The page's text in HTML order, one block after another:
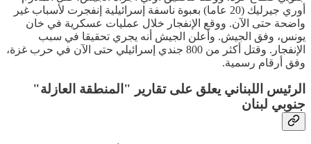
أوري جيرليك (20 عاما) بعبوة ناسفة إسرائيلية إنفجرت لأسباب غير
واضحة حتى الآن. ووقع الإنفجار خلال عمليات عسكرية في خان
يونس، وفق الجيش. وأعلن الجيش أنه يجري تحقيقا في سبب
الإنفجار. وقتل أكثر من 800 جندي إسرائيلي حتى الآن في حرب غزة،
وفق أرقام رسمية.
الرئيس اللبناني يعلق على تقارير "المنطقة العازلة"
جنوبي لبنان